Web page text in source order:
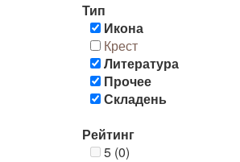
Тип
Икона
Крест
Литература
Прочее
Складень
Рейтинг
5 (0)